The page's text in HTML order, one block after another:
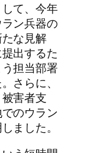
て、今年
ン兵器の
な見解
出するた
担当部署
さらに、
害者支
のウラン
ました。